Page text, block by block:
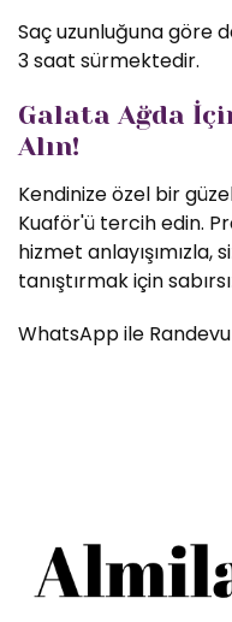
Saç uzunluğuna göre
3 saat sürmektedir.
Galata Ağda
Alın!
Kendinize özel bir
Kuaför'ü tercih edin.
hizmet anlayışımızla,
tanıştırmak için
WhatsApp ile